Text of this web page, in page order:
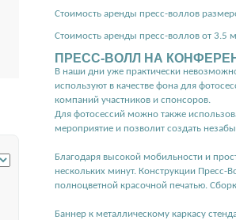
Стоимость аренды пресс-воллов
Стоимость аренды пресс-воллов от 3.5
ПРЕСС-ВОЛЛ НА
В наши дни уже практически
используют в качестве фона для
компаний участников и спонсоров.
Для фотосессий можно также
мероприятие и позволит создать
Благодаря высокой мобильности и
нескольких минут. Конструкции
полноцветной красочной печатью.
Баннер к металлическому каркасу